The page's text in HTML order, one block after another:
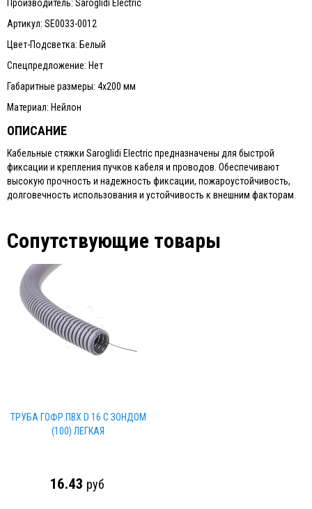
Производитель: Saroglidi Electric
Артикул: SE0033-0012
Цвет-Подсветка: Белый
Спецпредложение: Нет
Габаритные размеры: 4х200 мм
Материал: Нейлон
ОПИСАНИЕ
Кабельные стяжки Saroglidi Electric предназначены для быстрой
фиксации и крепления пучков кабеля и проводов. Обеспечивают
высокую прочность и надежность фиксации, пожароустойчивость,
долговечность использования и устойчивость к внешним факторам.
Сопутствующие товары
ТРУБА ГОФР.ПВХ D 16 С ЗОНДОМ
(100) ЛЕГКАЯ
16.43 руб